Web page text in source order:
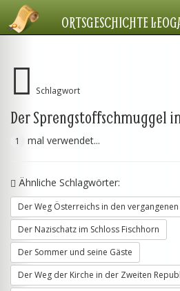
ORTSGESCHICHTE
Schlagwort
Der Sprengstoffschmuggel
1 mal verwendet...
Ähnliche Schlagwörter:
Der Weg Österreichs in den
Der Nazischatz im Schloss Fischhorn
Der Sommer und seine Gäste
Der Weg der Kirche in der Zweiten